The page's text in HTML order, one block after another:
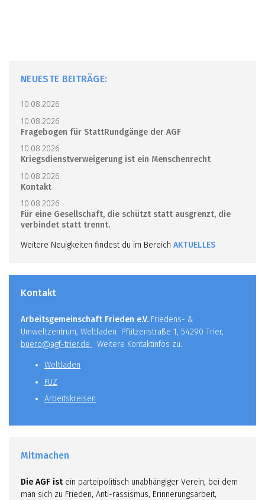
NEUESTE BEITRÄGE:
10.08.2026
10.08.2026
Fragebogen für StattRundgänge der AGF
10.08.2026
Kriegsdienstverweigerung ist ein Menschenrecht
10.08.2026
Kontakt
10.08.2026
Für eine Gesellschaft, die schützt statt ausgrenzt, die
verbindet statt trennt.
Weitere Neuigkeiten findest du im Bereich AKTUELLES
Kontakt
Arbeitsgemeinschaft Frieden e.V. Friedens- &
Umweltzentrum, Weltladen Pfützenstraße 1, 54290 Trier,
buero@agf-trier.de
Weitere Kontaktinfos zu:
Weltladen
FUZ
Arbeitskreisen
Mitmachen
Die AGF ist ein parteipolitisch unabhängiger Verein, bei dem
man sich zu Frieden, Anti-rassismus, Erinnerungsarbeit,